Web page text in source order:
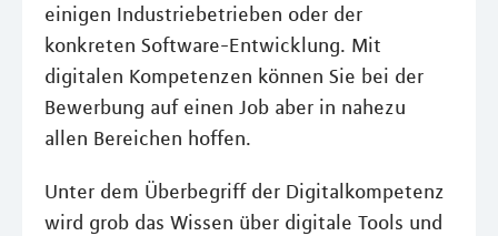
einigen Industriebetrieben oder der
konkreten Software-Entwicklung. Mit
digitalen Kompetenzen können Sie bei der
Bewerbung auf einen Job aber in nahezu
allen Bereichen hoffen.
Unter dem Überbegriff der Digitalkompetenz
wird grob das Wissen über digitale Tools und